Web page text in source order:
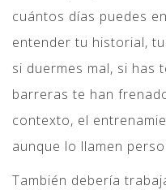
cuántos días puedes
entender tu historial,
si duermes mal, si has
barreras te han
contexto, el
aunque lo llamen
También debería